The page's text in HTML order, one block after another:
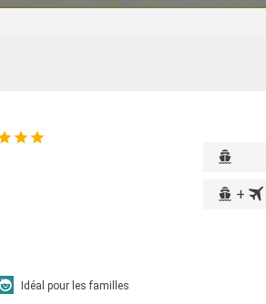
Idéal pour les familles
+